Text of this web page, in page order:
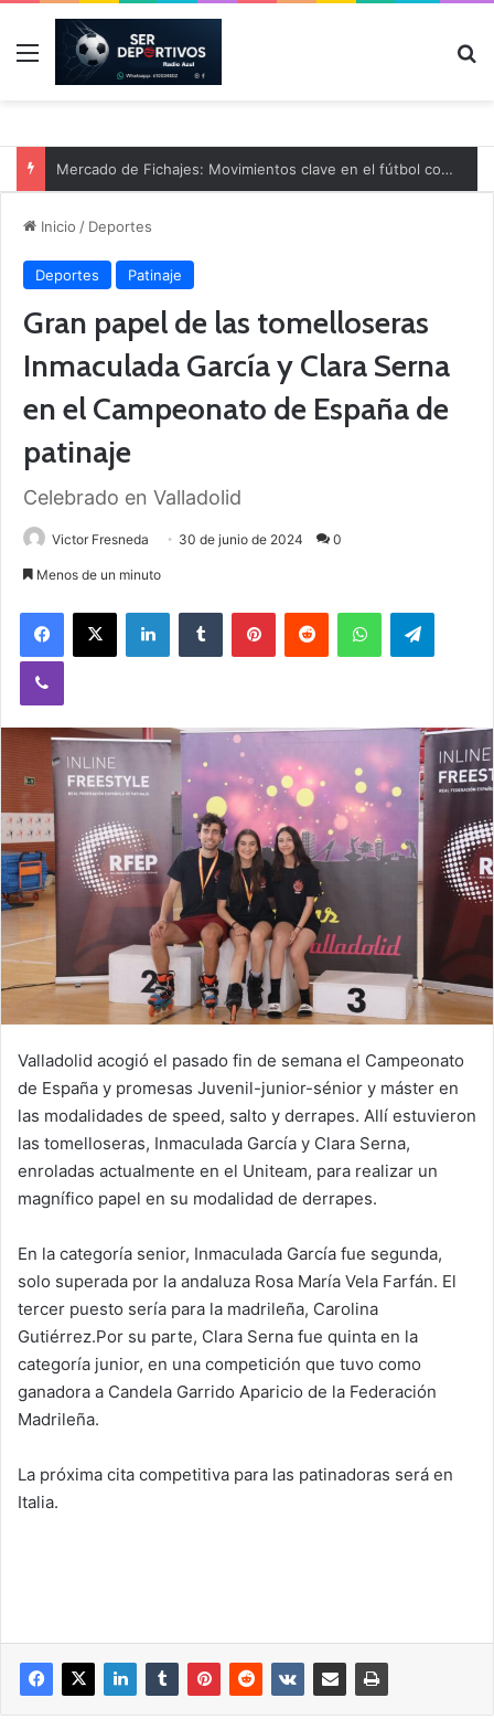
Menú
Mercado de Fichajes: Movimientos clave en el fútbol comarcal
Inicio / Deportes
Deportes Patinaje
Gran papel de las tomelloseras
Inmaculada García y Clara Serna
en el Campeonato de España de
patinaje
Celebrado en Valladolid
Victor Fresneda 30 de junio de 2024 0
Menos de un minuto
Valladolid acogió el pasado fin de semana el Campeonato
de España y promesas Juvenil-junior-sénior y máster en
las modalidades de speed, salto y derrapes. Allí estuvieron
las tomelloseras, Inmaculada García y Clara Serna,
enroladas actualmente en el Uniteam, para realizar un
magnífico papel en su modalidad de derrapes.
En la categoría senior, Inmaculada García fue segunda,
solo superada por la andaluza Rosa María Vela Farfán. El
tercer puesto sería para la madrileña, Carolina
Gutiérrez.Por su parte, Clara Serna fue quinta en la
categoría junior, en una competición que tuvo como
ganadora a Candela Garrido Aparicio de la Federación
Madrileña.
La próxima cita competitiva para las patinadoras será en
Italia.